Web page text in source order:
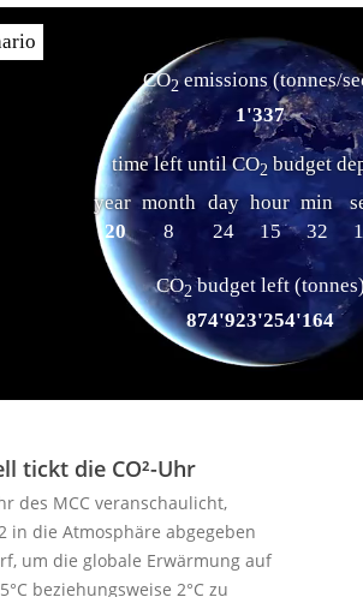
tickt die CO²-Uhr
des MCC veranschaulicht,
in die Atmosphäre abgegeben
um die globale Erwärmung auf
beziehungsweise 2°C zu